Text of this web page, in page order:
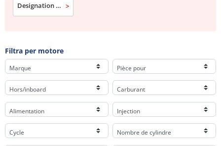
Designation commerciale
Filtra per motore
Marque Pièce pour
Hors/inboard Carburant
Alimentation Injection
Cycle Nombre de cylindre